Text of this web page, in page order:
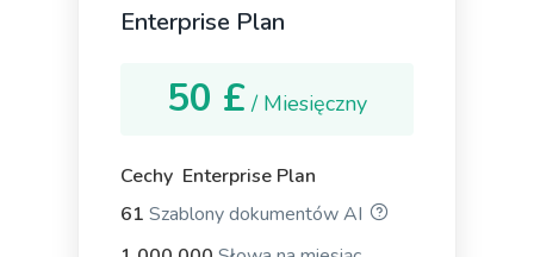
Instant, quality answers to any questions or
concerns that your audience might have.
Enterprise Plan
50 £ / Miesięczny
Cechy Enterprise Plan
61 Szablony dokumentów AI